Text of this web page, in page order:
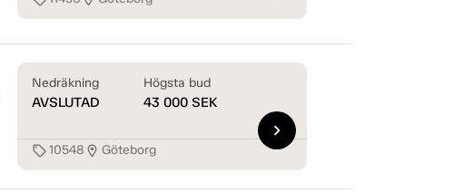
Nedräkning
AVSLUTAD
Högsta bud
43 000 SEK
sell10548 location_on Göteborg
chevron_right